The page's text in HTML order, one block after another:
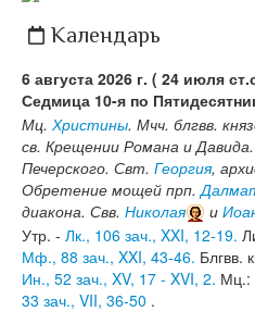
Календарь
6 августа 2026 г. ( 24 июля
Седмица 10-я по
Мц. Христины. Мчч. блгвв.
св. Крещении Романа и
Печерского. Свт. Георгия,
Обретение мощей прп.
диакона. Свв. Николая и
Утр. - Лк., 106 зач., XXI, 12-19.
Мф., 88 зач., XXI, 43-46. Блгвв.
Ин., 52 зач., XV, 17 - XVI, 2. Мц.:
33 зач., VII, 36-50 .